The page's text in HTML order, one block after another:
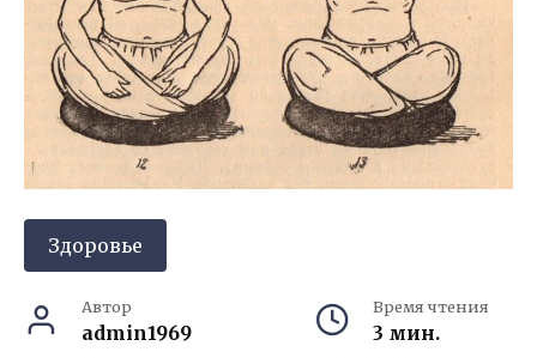
Здоровье
Автор
admin1969
Время чтения
3 мин.